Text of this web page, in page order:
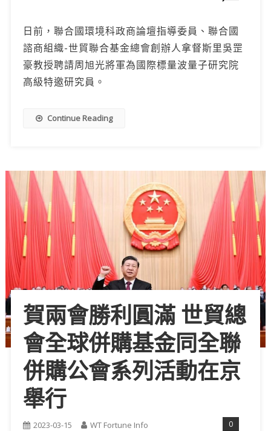
日前，聯合國環境科政商論壇指導委員、聯合國
諮商組織-世貿聯合基金總會創辦人拿督斯里吳罡
豪教授聘請周旭光將軍為國際標量波量子研究院
高級特邀研究員。
Continue Reading
賀兩會勝利圓滿 世貿總
會全球併購基金同全聯
併購公會系列活動在京
舉行
2023-03-15 WT Fortune Info 0